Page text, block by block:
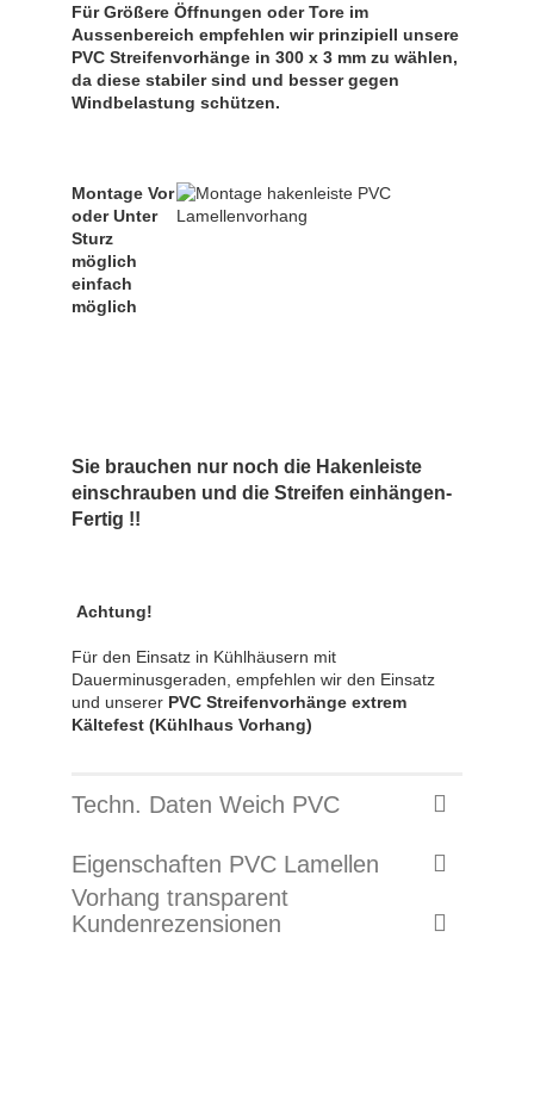
Für Größere Öffnungen oder Tore im
Aussenbereich empfehlen wir prinzipiell unsere
PVC Streifenvorhänge in 300 x 3 mm zu wählen,
da diese stabiler sind und besser gegen
Windbelastung schützen.
Montage Vor
oder Unter
Sturz
möglich
einfach
möglich
Sie brauchen nur noch die Hakenleiste
einschrauben und die Streifen einhängen-
Fertig !!
Achtung!
Für den Einsatz in Kühlhäusern mit
Dauerminusgeraden, empfehlen wir den Einsatz
und unserer PVC Streifenvorhänge extrem
Kältefest (Kühlhaus Vorhang)
Techn. Daten Weich PVC
Eigenschaften PVC Lamellen
Vorhang transparent
Kundenrezensionen